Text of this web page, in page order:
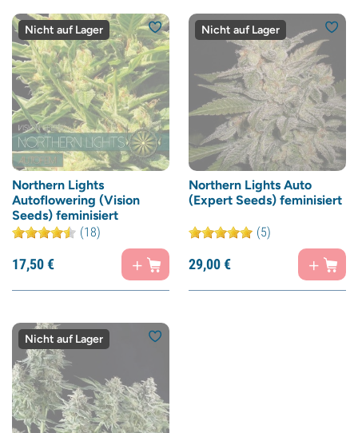
Nicht auf Lager
Northern Lights
Autoflowering (Vision
Seeds) feminisiert
(18)
17,50€
Nicht auf Lager
Northern Lights Auto
(Expert Seeds) feminisiert
(5)
29,00€
Nicht auf Lager